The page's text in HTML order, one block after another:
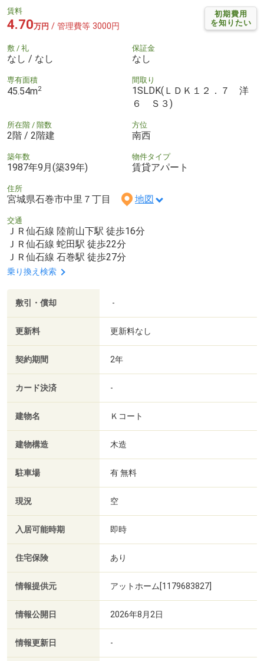
初期費用
を知りたい
賃料
4.70万円 / 管理費等 3000円
敷 / 礼
なし / なし
保証金
なし
専有面積
45.54m2
間取り
1SLDK(ＬＤＫ１２．７ 洋
６ Ｓ３)
所在階 / 階数
2階 / 2階建
方位
南西
築年数
1987年9月(築39年)
物件タイプ
賃貸アパート
住所
宮城県石巻市中里７丁目 地図
交通
ＪＲ仙石線 陸前山下駅 徒歩16分
ＪＲ仙石線 蛇田駅 徒歩22分
ＪＲ仙石線 石巻駅 徒歩27分
乗り換え検索
敷引・償却 -
更新料 更新料なし
契約期間 2年
カード決済 -
建物名 Ｋコート
建物構造 木造
駐車場 有 無料
現況 空
入居可能時期 即時
住宅保険 あり
情報提供元 アットホーム[1179683827]
情報公開日 2026年8月2日
情報更新日 -